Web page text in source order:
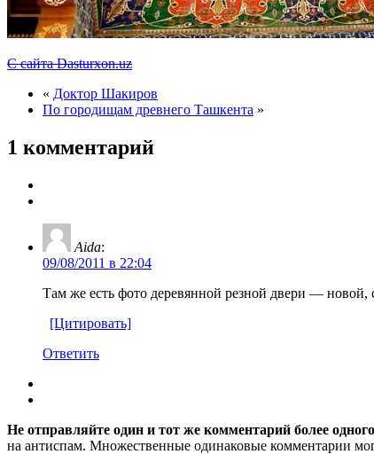
С сайта Dasturxon.uz
« Доктор Шакиров
По городищам древнего Ташкента »
1 комментарий
Aida:
09/08/2011 в 22:04
Там же есть фото деревянной резной двери —
[Цитировать]
Ответить
Не отправляйте один и тот же комментарий более
на антиспам. Множественные одинаковые комментарии